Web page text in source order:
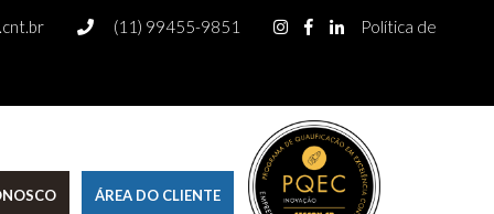
(11) 99455-9851 Política de
ÁREA DO CLIENTE